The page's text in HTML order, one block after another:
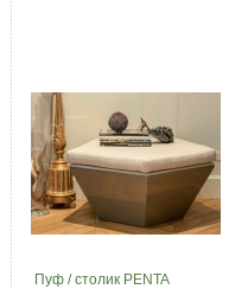
Пуф / столик PENTA